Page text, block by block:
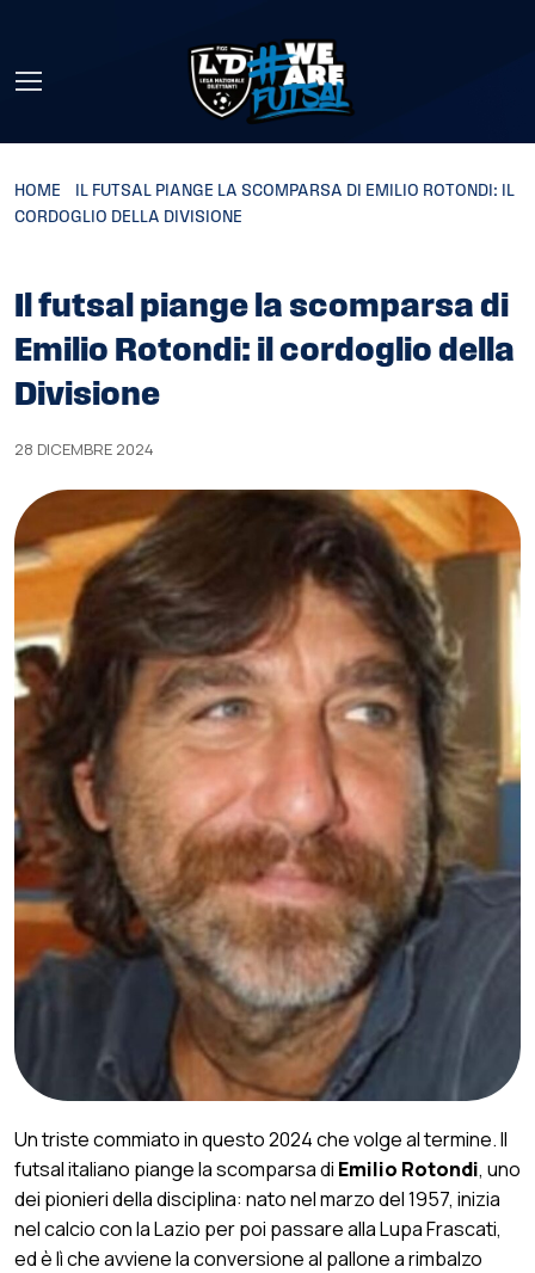
HOME
IL FUTSAL PIANGE LA SCOMPARSA DI EMILIO ROTONDI: IL
CORDOGLIO DELLA DIVISIONE
Il futsal piange la scomparsa di
Emilio Rotondi: il cordoglio della
Divisione
28 DICEMBRE 2024
Un triste commiato in questo 2024 che volge al termine. Il
futsal italiano piange la scomparsa di Emilio Rotondi, uno
dei pionieri della disciplina: nato nel marzo del 1957, inizia
nel calcio con la Lazio per poi passare alla Lupa Frascati,
ed è lì che avviene la conversione al pallone a rimbalzo